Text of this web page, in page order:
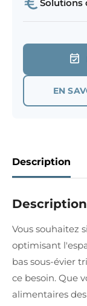
Solutions
EN
Description
Description
Vous souhaitez
optimisant
bas sous-évier
ce besoin. Que
alimentaires